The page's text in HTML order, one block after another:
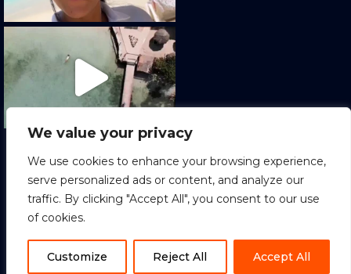
We value your privacy
We use cookies to enhance your browsing experience,
serve personalized ads or content, and analyze our
traffic. By clicking "Accept All", you consent to our use
of cookies.
Customize Reject All Accept All
Cargar más Seguir en Instagram
Terminos y condiciones
|
ES